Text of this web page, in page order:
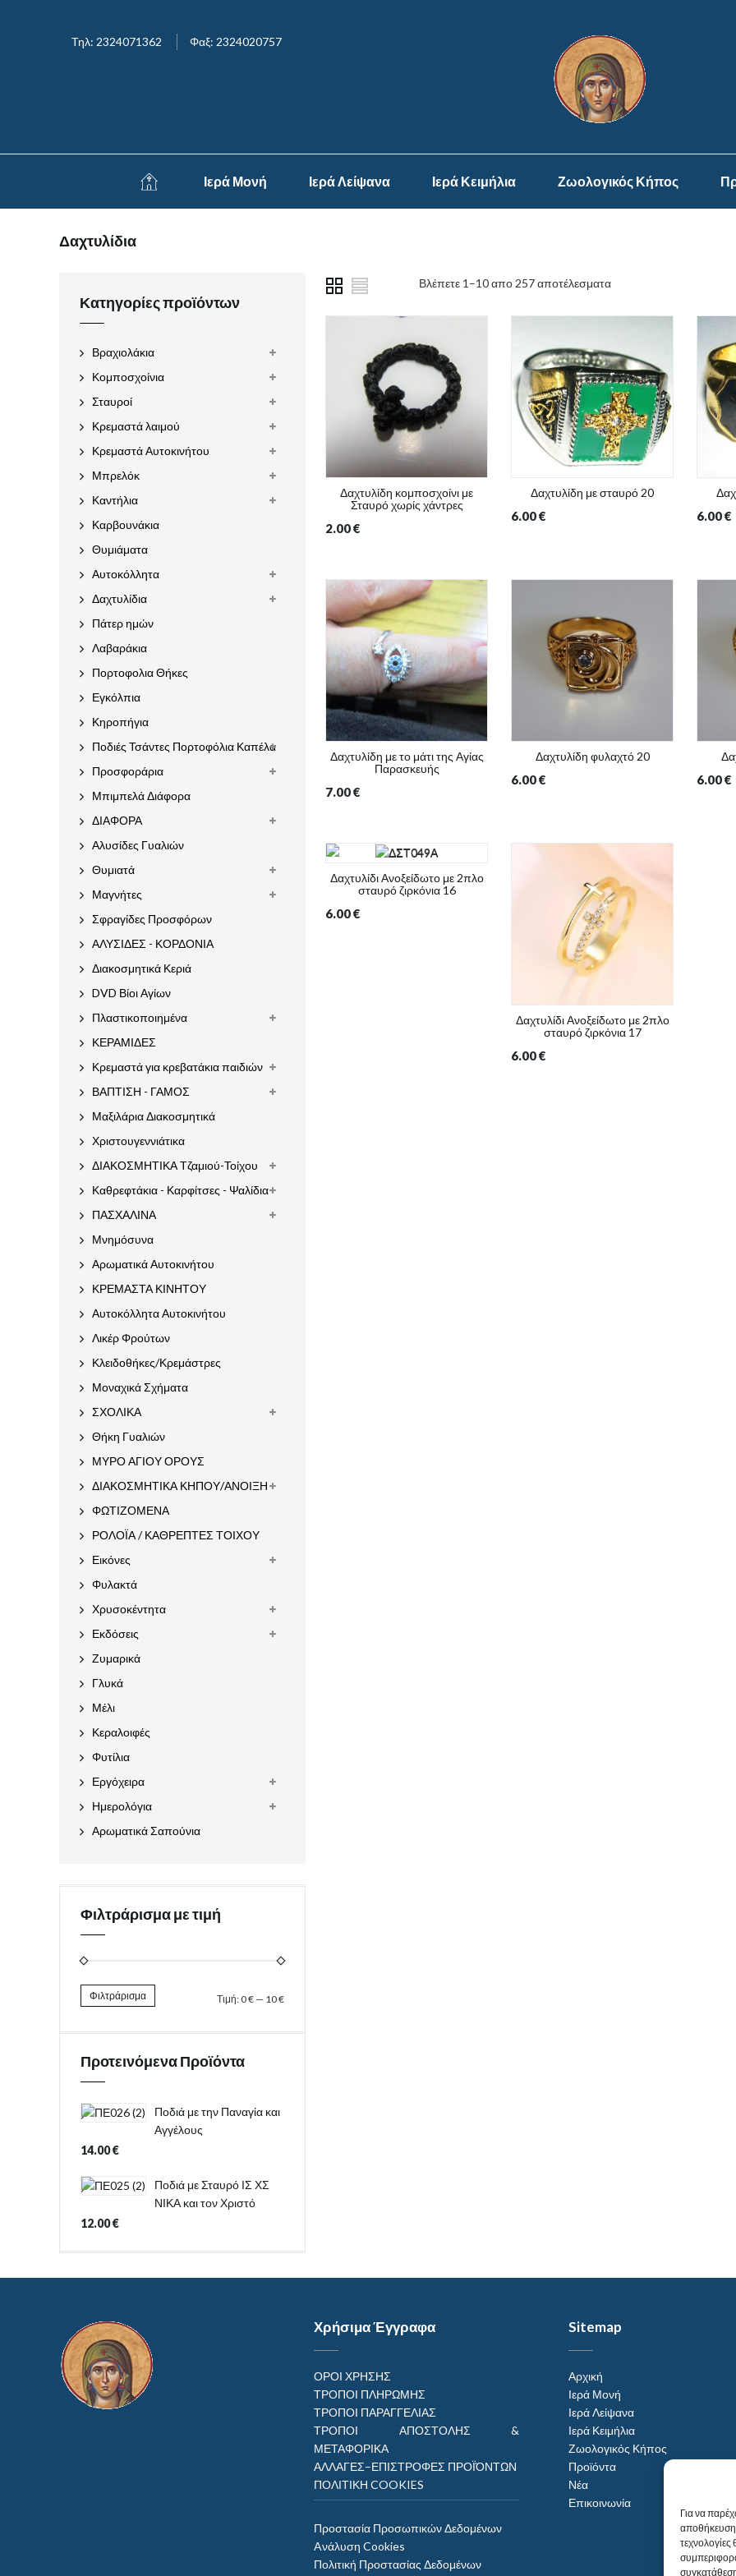
Για να
αποθήκευση
Τηλ: 2324071362 Φαξ: 2324020757
Ιερά Μονή Ιερά Λείψανα Ιερά Κειμήλια Ζωολογικός Κήπος
Δαχτυλίδια
Βλέπετε 1–10 απο 257 αποτέλεσματα
Δαχτυλίδη κομποσχοίνι με
Σταυρό χωρίς χάντρες
2.00€
Δαχτυλίδη με σταυρό 20
6.00€ 6.00€
Δαχτυλίδη με το μάτι της Αγίας
Παρασκευής
7.00€
Δαχτυλίδη φυλαχτό 20
6.00€ 6.00€
Δαχτυλίδι Ανοξείδωτο με 2πλο
σταυρό ζιρκόνια 16
6.00€
Δαχτυλίδι Ανοξείδωτο με 2πλο
σταυρό ζιρκόνια 17
6.00€
Κατηγορίες προϊόντων
Βραχιολάκια
Κομποσχοίνια
Σταυροί
Κρεμαστά λαιμού
Κρεμαστά Αυτοκινήτου
Μπρελόκ
Καντήλια
Καρβουνάκια
Θυμιάματα
Αυτοκόλλητα
Δαχτυλίδια
Πάτερ ημών
Λαβαράκια
Πορτοφολια Θήκες
Εγκόλπια
Κηροπήγια
Ποδιές Τσάντες Πορτοφόλια Καπέλα
Προσφοράρια
Μπιμπελά Διάφορα
ΔΙΑΦΟΡΑ
Αλυσίδες Γυαλιών
Θυμιατά
Μαγνήτες
Σφραγίδες Προσφόρων
ΑΛΥΣΙΔΕΣ - ΚΟΡΔΟΝΙΑ
Διακοσμητικά Κεριά
DVD Βίοι Αγίων
Πλαστικοποιημένα
ΚΕΡΑΜΙΔΕΣ
Κρεμαστά για κρεβατάκια παιδιών
ΒΑΠΤΙΣΗ - ΓΑΜΟΣ
Μαξιλάρια Διακοσμητικά
Χριστουγεννιάτικα
ΔΙΑΚΟΣΜΗΤΙΚΑ Τζαμιού-Τοίχου
Καθρεφτάκια - Καρφίτσες - Ψαλίδια
ΠΑΣΧΑΛΙΝΑ
Μνημόσυνα
Αρωματικά Αυτοκινήτου
ΚΡΕΜΑΣΤΑ ΚΙΝΗΤΟΥ
Αυτοκόλλητα Αυτοκινήτου
Λικέρ Φρούτων
Κλειδοθήκες/Κρεμάστρες
Μοναχικά Σχήματα
ΣΧΟΛΙΚΑ
Θήκη Γυαλιών
ΜΥΡΟ ΑΓΙΟΥ ΟΡΟΥΣ
ΔΙΑΚΟΣΜΗΤΙΚΑ ΚΗΠΟΥ/ΑΝΟΙΞΗ
ΦΩΤΙΖΟΜΕΝΑ
ΡΟΛΟΪΑ / ΚΑΘΡΕΠΤΕΣ ΤΟΙΧΟΥ
Εικόνες
Φυλακτά
Χρυσοκέντητα
Εκδόσεις
Ζυμαρικά
Γλυκά
Μέλι
Κεραλοιφές
Φυτίλια
Εργόχειρα
Ημερολόγια
Αρωματικά Σαπούνια
Φιλτράρισμα με τιμή
Φιλτράρισμα Τιμή:0 € — 10 €
Προτεινόμενα Προϊόντα
Ποδιά με την Παναγία και
Αγγέλους
14.00€
Ποδιά με Σταυρό ΙΣ ΧΣ
ΝΙΚΑ και τον Χριστό
12.00€
Χρήσιμα Έγγραφα
ΟΡΟΙ ΧΡΗΣΗΣ
ΤΡΟΠΟΙ ΠΛΗΡΩΜΗΣ
ΤΡΟΠΟΙ ΠΑΡΑΓΓΕΛΙΑΣ
ΤΡΟΠΟΙ ΑΠΟΣΤΟΛΗΣ &
ΜΕΤΑΦΟΡΙΚΑ
ΑΛΛΑΓΕΣ–ΕΠΙΣΤΡΟΦΕΣ ΠΡΟΪΌΝΤΩΝ
ΠΟΛΙΤΙΚΗ COOKIES
Προστασία Προσωπικών Δεδομένων
Aνάλυση Cookies
Πολιτική Προστασίας Δεδομένων
Sitemap
Αρχική
Ιερά Μονή
Ιερά Λείψανα
Ιερά Κειμήλια
Ζωολογικός Κήπος
Προϊόντα
Νέα
Επικοινωνία